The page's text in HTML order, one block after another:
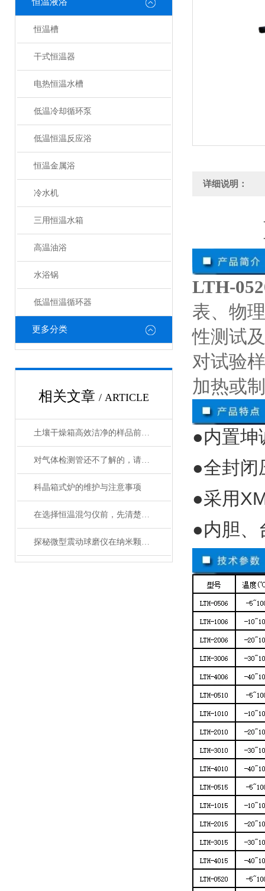
恒温槽
干式恒温器
电热恒温水槽
低温冷却循环泵
低温恒温反应浴
恒温金属浴
冷水机
三用恒温水箱
高温油浴
水浴锅
低温恒温循环器
更多分类
相关文章 / ARTICLE
土壤干燥箱高效洁净的样品前处理设备
对气体检测管还不了解的，请看这里！
科晶箱式炉的维护与注意事项
在选择恒温混匀仪前，先清楚实验的需求
探秘微型震动球磨仪在纳米颗粒制备中的关键作用
详细说明：
LTH-
表、物
性测试
对试验
加热或
●内置坤
●全封闭
●采用
●内胆、